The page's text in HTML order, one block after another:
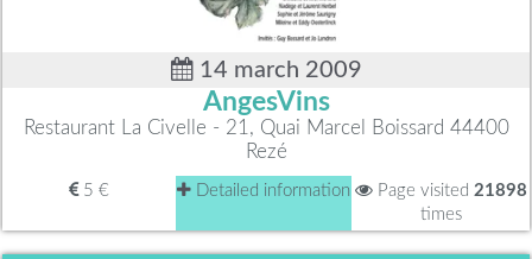
14 march 2009
AngesVins
Restaurant La Civelle - 21, Quai Marcel Boissard 44400
Rezé
5 € Detailed information Page visited 21898
times